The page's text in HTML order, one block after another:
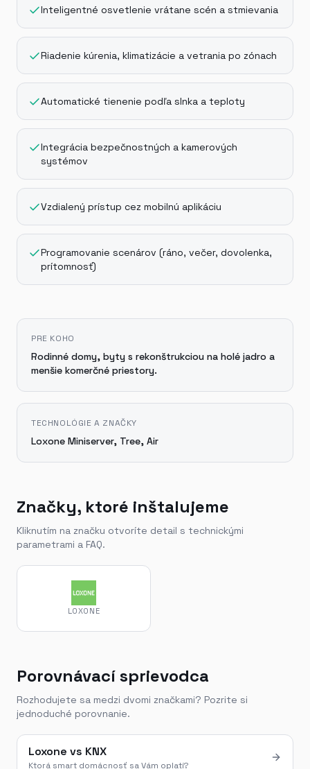
Inteligentné osvetlenie vrátane scén a stmievania
Riadenie kúrenia, klimatizácie a vetrania po zónach
Automatické tienenie podľa slnka a teploty
Integrácia bezpečnostných a kamerových
systémov
Vzdialený prístup cez mobilnú aplikáciu
Programovanie scenárov (ráno, večer, dovolenka,
prítomnosť)
PRE KOHO
Rodinné domy, byty s rekonštrukciou na holé jadro a
menšie komerčné priestory.
TECHNOLÓGIE A ZNAČKY
Loxone Miniserver, Tree, Air
Značky, ktoré inštalujeme
Kliknutím na značku otvoríte detail s technickými
parametrami a FAQ.
LOXONE
Porovnávací sprievodca
Rozhodujete sa medzi dvomi značkami? Pozrite si
jednoduché porovnanie.
Loxone vs KNX
Ktorá smart domácnosť sa Vám oplatí?